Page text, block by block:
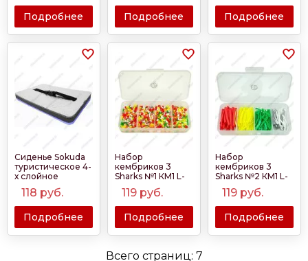
Подробнее Подробнее Подробнее
Сиденье Sokuda
туристическое 4-
х слойное
фольгированное
30мм
118 руб.
Подробнее
Набор
кембриков 3
Sharks №1 КМ1 L-
3мм 25мм - 60мм
- 130мм
119 руб.
Подробнее
Набор
кембриков 3
Sharks №2 КМ1 L-
40мм 25мм -
60мм - 130мм
119 руб.
Подробнее
Всего страниц: 7